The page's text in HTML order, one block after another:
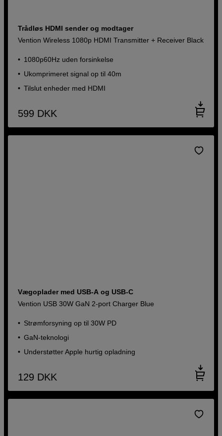
Trådløs HDMI sender og modtager
Vention Wireless 1080p HDMI Transmitter + Receiver Black
1080p60Hz uden forsinkelse
Ukomprimeret signal op til 40m
Tilslut enheder med HDMI
599 DKK
Vægoplader med USB-A og USB-C
Vention USB 30W GaN 2-port Charger Blue
Strømforsyning op til 30W PD
GaN-teknologi
Understøtter Apple hurtig opladning
129 DKK